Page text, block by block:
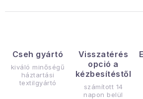
Cseh gyártó
kiváló minőségű
háztartási
textilgyártó
Visszatérés
opció a
kézbesítéstől
számított 14
napon belül